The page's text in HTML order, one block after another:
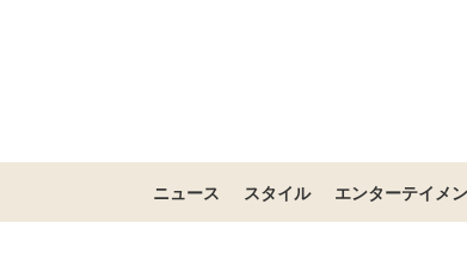
ニュース スタイル エンターテイメ